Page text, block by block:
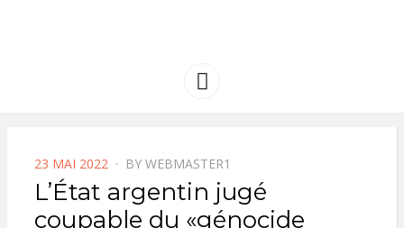
AMERIQUE
Menu
POSTED
ON
23 MAI 2022 BY WEBMASTER1
L’État argentin jugé
coupable du «génocide